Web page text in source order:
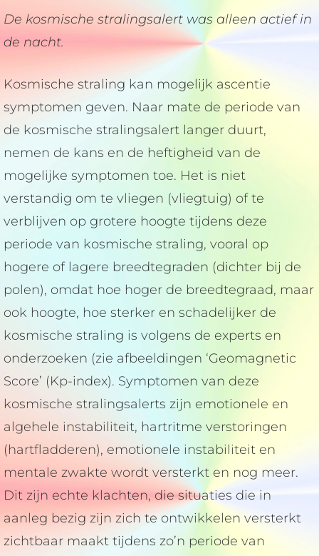
De kosmische stralingsalert was alleen actief in
de nacht.
Kosmische straling kan mogelijk ascentie
symptomen geven. Naar mate de periode van
de kosmische stralingsalert langer duurt,
nemen de kans en de heftigheid van de
mogelijke symptomen toe. Het is niet
verstandig om te vliegen (vliegtuig) of te
verblijven op grotere hoogte tijdens deze
periode van kosmische straling, vooral op
hogere of lagere breedtegraden (dichter bij de
polen), omdat hoe hoger de breedtegraad, maar
ook hoogte, hoe sterker en schadelijker de
kosmische straling is volgens de experts en
onderzoeken (zie afbeeldingen ‘Geomagnetic
Score’ (Kp-index). Symptomen van deze
kosmische stralingsalerts zijn emotionele en
algehele instabiliteit, hartritme verstoringen
(hartfladderen), emotionele instabiliteit en
mentale zwakte wordt versterkt en nog meer.
Dit zijn echte klachten, die situaties die in
aanleg bezig zijn zich te ontwikkelen versterkt
zichtbaar maakt tijdens zo’n periode van